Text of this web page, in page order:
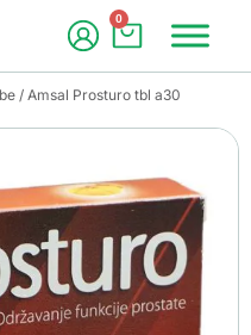
0
/ Amsal Prosturo tbl a30